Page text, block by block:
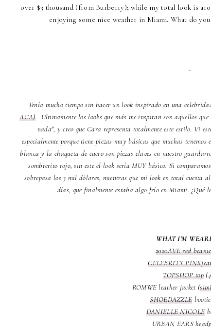
over $3 thousand (from Burberry); while my total look is
enjoying some nice weather in Miami. What do
Tenía mucho tiempo sin hacer un look inspirado en una
ACA). Ultimamente los looks que más me inspiran son aquellos
nada", y creo que Cara representa totalmente este estilo. Vi
especialmente porque tiene piezas muy básicas que muchas
blanca y la chaqueta de cuero son piezas claves en nuestro
sombrerito rojo, sin este el look sería MUY básico. Si
sobrepasa los 3 mil dólares; mientras que mi look en total cuesta
días, que finalmente estaba algo frío en Miami. ¿Qué
WHAT I'M
2020AVE red
CELEBRITY
TOPSHOP top
ROMWE leather jacket (
SHOEDAZZLE
DANIELLE NICOLE
URBAN EARS